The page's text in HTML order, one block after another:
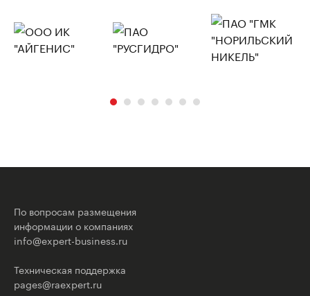
По вопросам размещения
информации о компаниях
info@expert-business.ru
Техническая поддержка
pages@raexpert.ru